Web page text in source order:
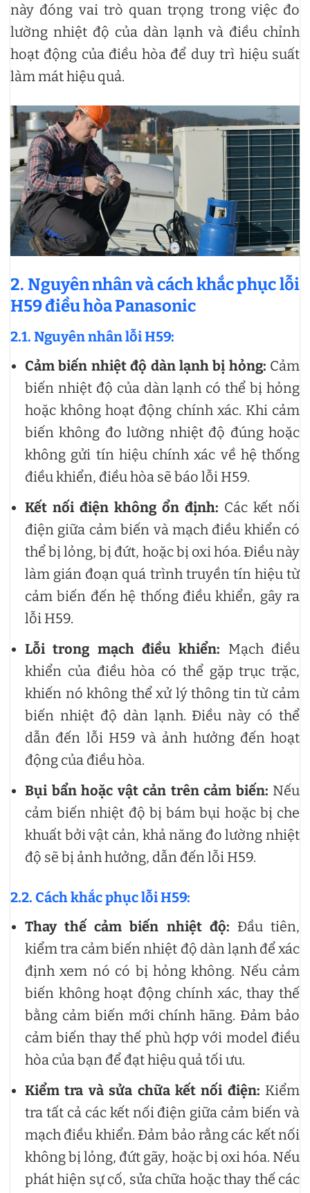
này đóng vai trò quan trọng trong việc đo
lường nhiệt độ của dàn lạnh và điều chỉnh
hoạt động của điều hòa để duy trì hiệu suất
làm mát hiệu quả.
2. Nguyên nhân và cách khắc phục lỗi
H59 điều hòa Panasonic
2.1. Nguyên nhân lỗi H59:
Cảm biến nhiệt độ dàn lạnh bị hỏng: Cảm
biến nhiệt độ của dàn lạnh có thể bị hỏng
hoặc không hoạt động chính xác. Khi cảm
biến không đo lường nhiệt độ đúng hoặc
không gửi tín hiệu chính xác về hệ thống
điều khiển, điều hòa sẽ báo lỗi H59.
Kết nối điện không ổn định: Các kết nối
điện giữa cảm biến và mạch điều khiển có
thể bị lỏng, bị đứt, hoặc bị oxi hóa. Điều này
làm gián đoạn quá trình truyền tín hiệu từ
cảm biến đến hệ thống điều khiển, gây ra
lỗi H59.
Lỗi trong mạch điều khiển: Mạch điều
khiển của điều hòa có thể gặp trục trặc,
khiến nó không thể xử lý thông tin từ cảm
biến nhiệt độ dàn lạnh. Điều này có thể
dẫn đến lỗi H59 và ảnh hưởng đến hoạt
động của điều hòa.
Bụi bẩn hoặc vật cản trên cảm biến: Nếu
cảm biến nhiệt độ bị bám bụi hoặc bị che
khuất bởi vật cản, khả năng đo lường nhiệt
độ sẽ bị ảnh hưởng, dẫn đến lỗi H59.
2.2. Cách khắc phục lỗi H59:
Thay thế cảm biến nhiệt độ: Đầu tiên,
kiểm tra cảm biến nhiệt độ dàn lạnh để xác
định xem nó có bị hỏng không. Nếu cảm
biến không hoạt động chính xác, thay thế
bằng cảm biến mới chính hãng. Đảm bảo
cảm biến thay thế phù hợp với model điều
hòa của bạn để đạt hiệu quả tối ưu.
Kiểm tra và sửa chữa kết nối điện: Kiểm
tra tất cả các kết nối điện giữa cảm biến và
mạch điều khiển. Đảm bảo rằng các kết nối
không bị lỏng, đứt gãy, hoặc bị oxi hóa. Nếu
phát hiện sự cố, sửa chữa hoặc thay thế các